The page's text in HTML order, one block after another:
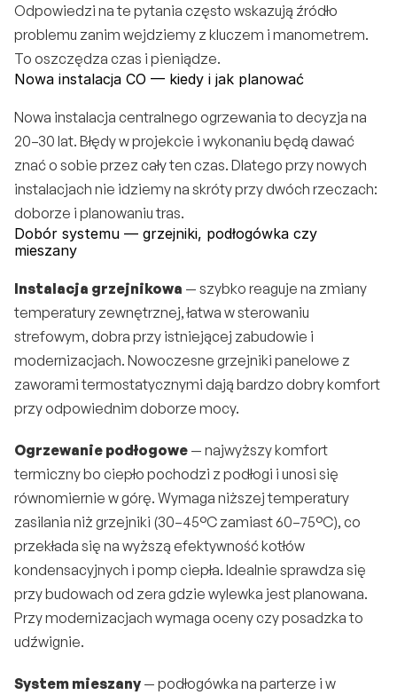
Odpowiedzi na te pytania często wskazują źródło
problemu zanim wejdziemy z kluczem i manometrem.
To oszczędza czas i pieniądze.
Nowa instalacja CO — kiedy i jak planować
Nowa instalacja centralnego ogrzewania to decyzja na
20–30 lat. Błędy w projekcie i wykonaniu będą dawać
znać o sobie przez cały ten czas. Dlatego przy nowych
instalacjach nie idziemy na skróty przy dwóch rzeczach:
doborze i planowaniu tras.
Dobór systemu — grzejniki, podłogówka czy
mieszany
Instalacja grzejnikowa — szybko reaguje na zmiany
temperatury zewnętrznej, łatwa w sterowaniu
strefowym, dobra przy istniejącej zabudowie i
modernizacjach. Nowoczesne grzejniki panelowe z
zaworami termostatycznymi dają bardzo dobry komfort
przy odpowiednim doborze mocy.
Ogrzewanie podłogowe — najwyższy komfort
termiczny bo ciepło pochodzi z podłogi i unosi się
równomiernie w górę. Wymaga niższej temperatury
zasilania niż grzejniki (30–45°C zamiast 60–75°C), co
przekłada się na wyższą efektywność kotłów
kondensacyjnych i pomp ciepła. Idealnie sprawdza się
przy budowach od zera gdzie wylewka jest planowana.
Przy modernizacjach wymaga oceny czy posadzka to
udźwignie.
System mieszany — podłogówka na parterze i w